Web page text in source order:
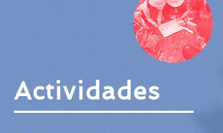
Actividades